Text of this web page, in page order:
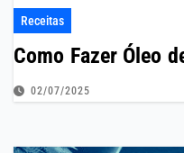
Receitas
Como Fazer Óleo
02/07/2025